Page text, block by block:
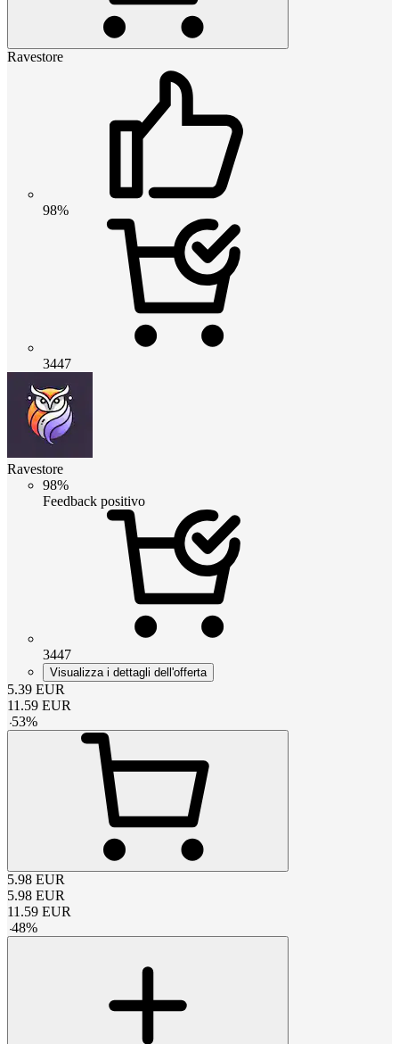
Ravestore
98%
3447
Ravestore
98%
Feedback positivo
3447
Visualizza i dettagli dell'offerta
5.39 EUR
11.59 EUR
-53%
5.98 EUR
5.98 EUR
11.59 EUR
-48%